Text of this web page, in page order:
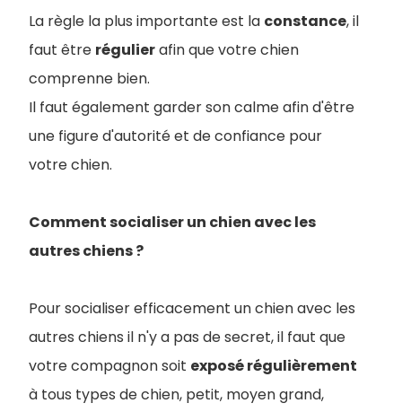
La règle la plus importante est la constance, il
faut être régulierafin que votre chien
comprenne bien.
Il faut également garder son calme afin d'être
une figure d'autorité et de confiance pour
votre chien.
Comment socialiser un chien avec les
autres chiens ?
Pour socialiser efficacement un chien avec les
autres chiens il n'y a pas de secret, il faut que
votre compagnon soit exposé régulièrement
à tous types de chien, petit, moyen grand,